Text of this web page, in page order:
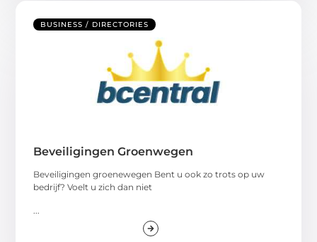
BUSINESS / DIRECTORIES
Beveiligingen Groenwegen
Beveiligingen groenewegen Bent u ook zo trots op uw
bedrijf? Voelt u zich dan niet